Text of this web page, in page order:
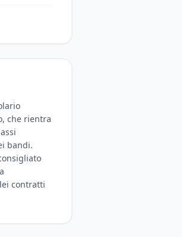
che rientra
bandi.
contratti